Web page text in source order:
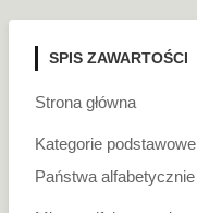
SPIS ZAWARTOŚCI
Strona główna
Kategorie podstawowe
Państwa alfabetycznie